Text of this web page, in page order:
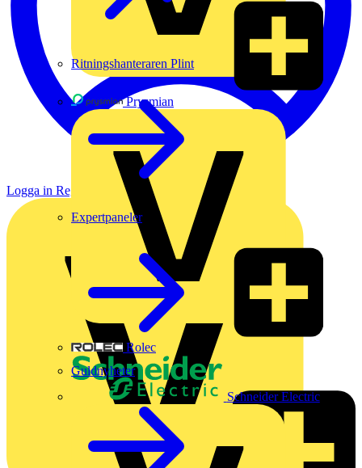
Prysmian
Rolec
Schneider Electric
Ritningshanteraren Plint
Expertpaneler
Guldnyheter
Logga in Registrera dig